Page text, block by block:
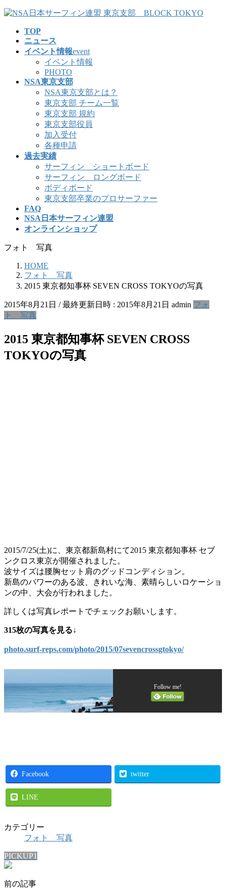
コ
ナ
TOP
ニュース
イベント情報event
イベント情報
PHOTO
NSA東京支部
NSA東京支部とは？
東京支部 チーム一覧
東京支部 規約
東京支部役員
加入受付
各種申請
過去実績
サーフィン ショートボード
サーフィン ロングボード
ボディボード
東京支部卒業のプロサーファー
FAQ
NSA日本サーフィン連盟
オンラインショップ
フォト 写真
HOME
フォト 写真
2015 東京都知事杯 SEVEN CROSS TOKYOの写真
2015年8月21日 / 最終更新日時 : 2015年8月21日 admin フォ
ト 写真
2015 東京都知事杯 SEVEN CROSS
TOKYOの写真
2015/7/25(土)に、東京都新島村にて2015 東京都知事杯 セブ
ンクロス東京が開催されました。
波サイズは腰胸セット肩のグッドコンディション。
新島のパワーのある波、きれいな海、素晴らしいロケーショ
ンの中、大会が行われました。
詳しくは写真レポートでチェックお願いします。
315枚の写真を見る↓
photo.surf-reps.com/photo/2015/07sevencrossgtokyo/
Follow me!
Facebook twitter
LINE
カテゴリー
フォト 写真
PICKUP1
前の記事